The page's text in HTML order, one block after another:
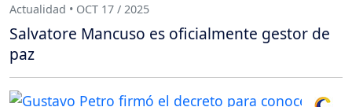
Actualidad • OCT 17 / 2025
Salvatore Mancuso es oficialmente gestor de
paz